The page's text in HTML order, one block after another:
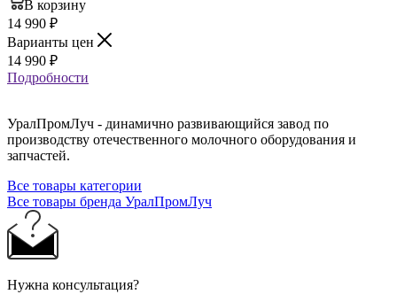
В корзину
14 990 ₽
Варианты цен
14 990 ₽
Подробности
УралПромЛуч - динамично развивающийся завод по
производству отечественного молочного оборудования и
запчастей.
Все товары категории
Все товары бренда УралПромЛуч
Нужна консультация?